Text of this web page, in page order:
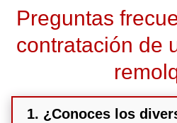
Preguntas
contratación de
1. ¿Conoces los